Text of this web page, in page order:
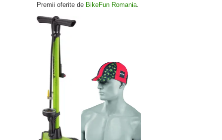
Premii oferite de BikeFun Romania